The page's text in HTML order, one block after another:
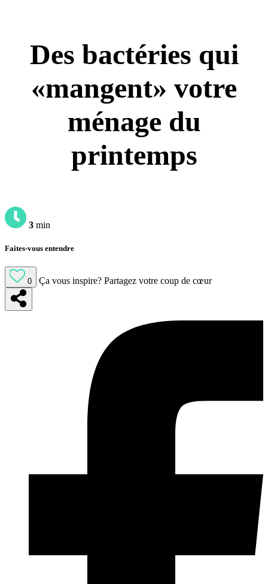
Des bactéries qui
«mangent» votre
ménage du
printemps
3 min
Faites-vous entendre
0 Ça vous inspire? Partagez votre coup de cœur